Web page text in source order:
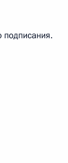
подписания.